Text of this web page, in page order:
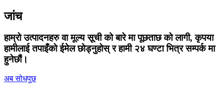
जांच
हाम्रो उत्पादनहरु वा मूल्य सूची को बारे मा पूछताछ को लागी, कृपया
हामीलाई तपाइँको ईमेल छोड्नुहोस् र हामी २४ घण्टा भित्र सम्पर्क मा
हुनेछौं।
अब सोधपुछ